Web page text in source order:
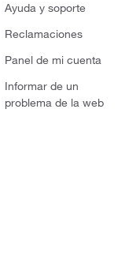
Ayuda y soporte
Reclamaciones
Panel de mi cuenta
Informar de un
problema de la web